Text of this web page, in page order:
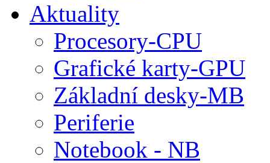
Aktuality
Procesory-CPU
Grafické karty-GPU
Základní desky-MB
Periferie
Notebook - NB